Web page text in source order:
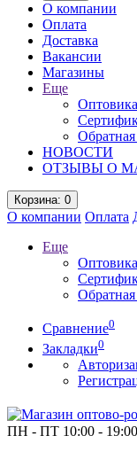
О компании
Оплата
Доставка
Вакансии
Магазины
Еще
Обратная
НОВОСТИ
ОТЗЫВЫ О
Корзина: 0
О компании Оплата
Еще
Обратная
Сравнение0
Закладки0
ПН - ПТ 10:00 - 19:00